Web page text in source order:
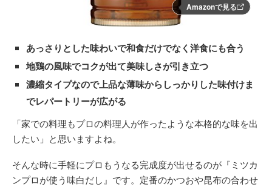
Amazonで見る
あっさりとした味わいで和食だけでなく洋食にも合う
地鶏の風味でコクが出て美味しさが引き立つ
濃縮タイプなので上品な薄味からしっかりした味付けま
でレパートリーが広がる
「家での料理もプロの料理人が作ったような本格的な味を出
したい」と思いますよね。
そんな時に手軽にプロもうなる完成度が出せるのが『ミツカ
ンプロが使う味白だし』です。定番のかつおや昆布の合わせ